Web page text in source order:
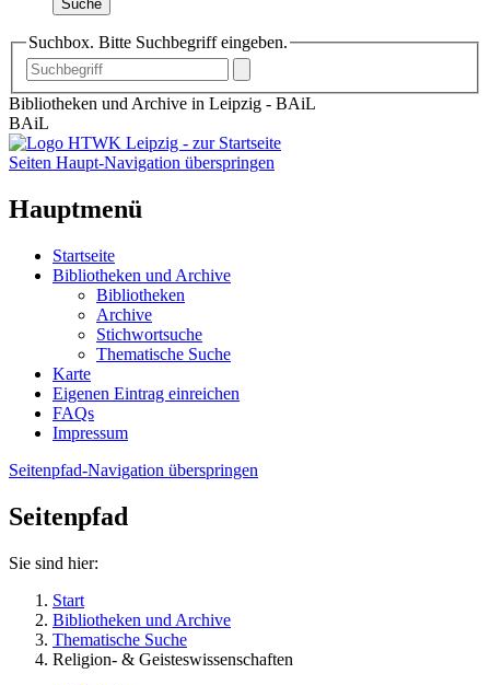
Suche
Suchbox. Bitte Suchbegriff eingeben.
Bibliotheken und Archive in Leipzig - BAiL
BAiL
Seiten Haupt-Navigation überspringen
Hauptmenü
Startseite
Bibliotheken und Archive
Bibliotheken
Archive
Stichwortsuche
Thematische Suche
Karte
Eigenen Eintrag einreichen
FAQs
Impressum
Seitenpfad-Navigation überspringen
Seitenpfad
Sie sind hier:
Start
Bibliotheken und Archive
Thematische Suche
Religion- & Geisteswissenschaften